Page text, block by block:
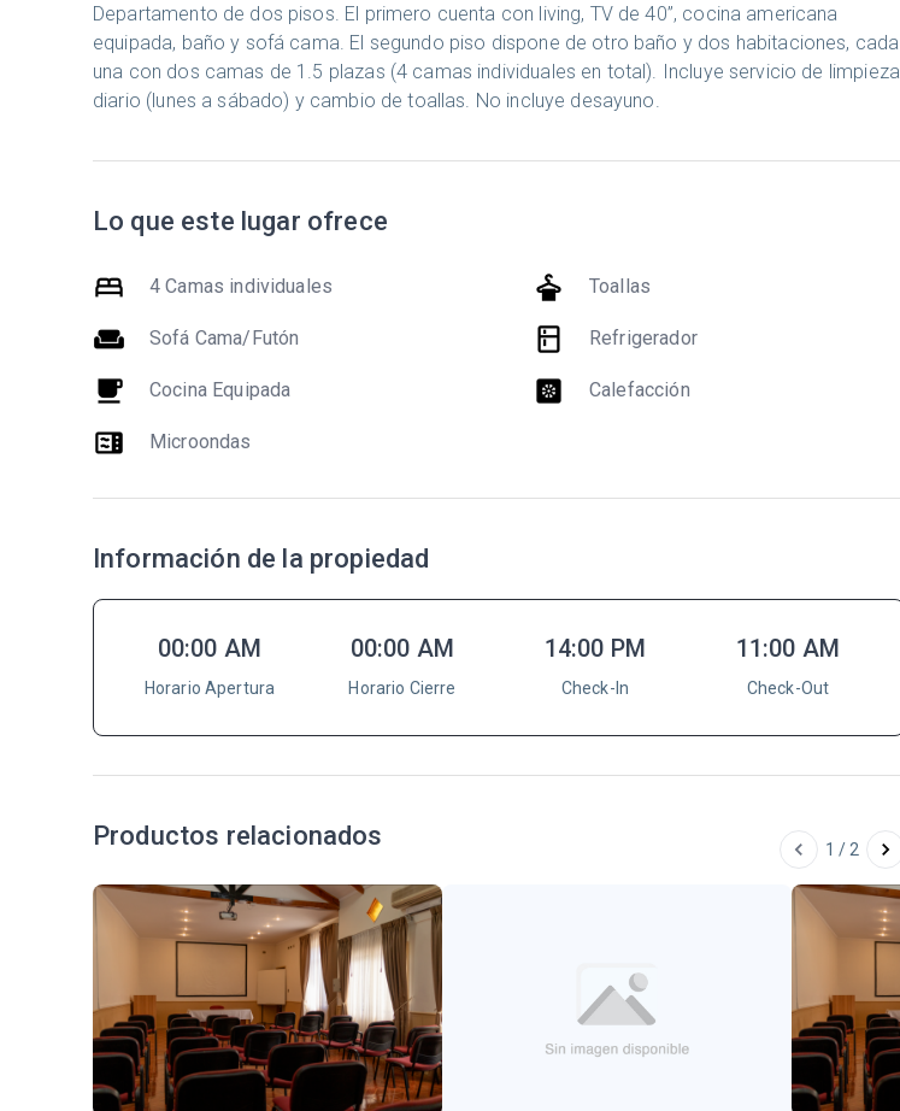
Departamento de dos pisos. El primero cuenta con living, TV de 40”, cocina americana
equipada, baño y sofá cama. El segundo piso dispone de otro baño y dos habitaciones, cada
una con dos camas de 1.5 plazas (4 camas individuales en total). Incluye servicio de limpieza
diario (lunes a sábado) y cambio de toallas. No incluye desayuno.
Lo que este lugar ofrece
bed 4 Camas individuales
weekend Sofá Cama/Futón
local_cafe Cocina Equipada
microwave Microondas
dry_cleaning Toallas
kitchen Refrigerador
heat_pump Calefacción
Información de la propiedad
00:00 AM
Horario Apertura
00:00 AM
Horario Cierre
14:00 PM
Check-In
11:00 AM
Check-Out
Productos relacionados 1 / 2